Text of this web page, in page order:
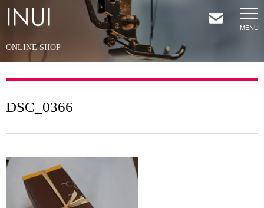
HOME
SERVICES
ONLINE SHOP
DSC_0366